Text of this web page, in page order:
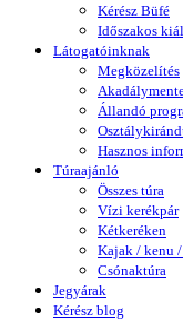
Kérész Büfé
Időszakos
Látogatóinknak
Megközelítés
Állandó
Hasznos
Túraajánló
Összes túra
Vízi kerékpár
Kétkeréken
Kajak / kenu /
Csónaktúra
Jegyárak
Kérész blog